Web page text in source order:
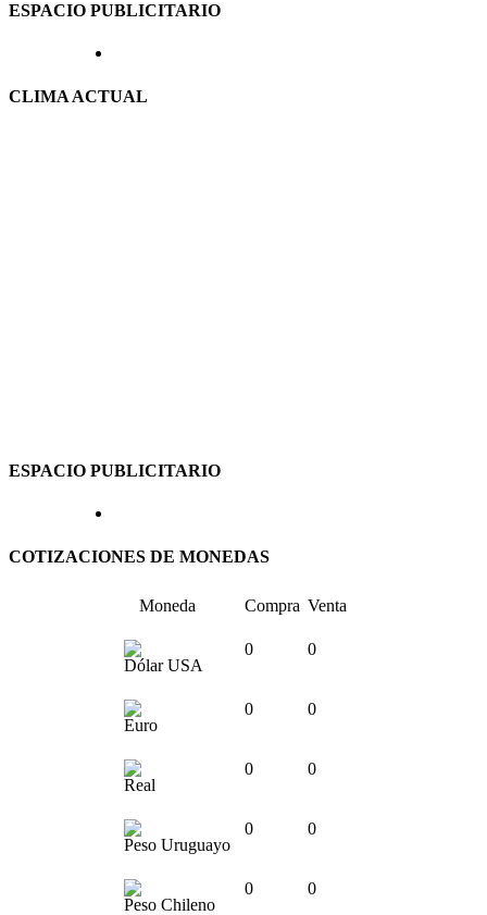
ESPACIO PUBLICITARIO
CLIMA ACTUAL
ESPACIO PUBLICITARIO
COTIZACIONES DE MONEDAS
Moneda Compra Venta
Dólar USA
0 0
Euro
0 0
Real
0 0
Peso Uruguayo
0 0
Peso Chileno
0 0